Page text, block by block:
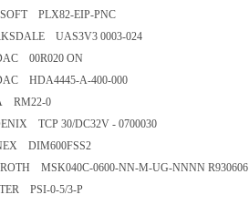
PLX82-EIP-PNC
UAS3V3 0003-024
00R020 ON
HDA4445-A-400-000
RM22-0
TCP 30/DC32V - 0700030
DIM600FSS2
MSK040C-0600-NN-M-UG-NNNN R930606
PSI-0-5/3-P